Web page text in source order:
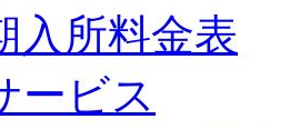
入所料金表
ービス